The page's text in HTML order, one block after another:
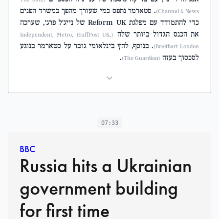
Channel 4 News) . סטארמר נתפס כמי שעורך מהפך במשרד הפנים
כדי להתמודד עם מפלגת Reform UK של נייג'ל פרג', שערכה
את הכנס הגדול ביותר שלה
(Independent, Metro, HuffPost UK,
Breitbart London) . בנוסף, לחץ בינלאומי גובר על סטארמר בנוגע
לסכסוך בעזה (The Guardian)
.
07:33
BBC
Russia hits a Ukrainian
government building
for first time